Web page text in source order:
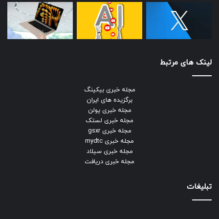
لینک های مرتبط
مجله خبری بیکینگ
برگزیده های ایران
مجله خبری یولن
مجله خبری لستک
مجله خبری gsxr
مجله خبری mydtc
مجله خبری سیلاد
مجله خبری دریافت
تبلیغات